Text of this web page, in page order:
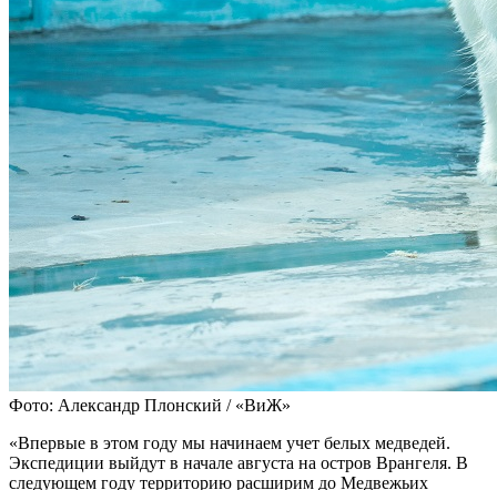
Фото: Александр Плонский / «ВиЖ»
«Впервые в этом году мы начинаем учет белых медведей.
Экспедиции выйдут в начале августа на остров Врангеля. В
следующем году территорию расширим до Медвежьих